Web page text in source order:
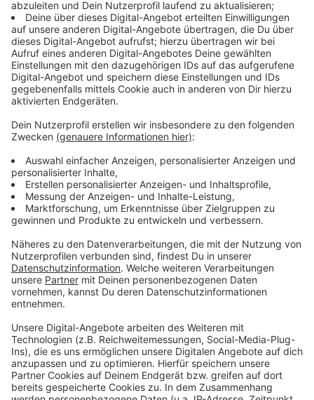
sondern ganz persönliche Geschichten - das ist „Fünf
für"!
Anzeige
Wir benötigen Ihre
Zustimmung, um den YouTube
Video-Service zu laden!
Wir verwenden einen Service eines
Drittanbieters, um Videoinhalte
einzubetten. Dieser Service kann
sammeln. Bitte lesen Sie die
Details durch und stimmen Sie der
Nutzung des Service zu, um dieses
Mehr Informationen
Akzeptieren
powered byUsercentrics Consent
Fünf für Marc Terenzi
Anzeige